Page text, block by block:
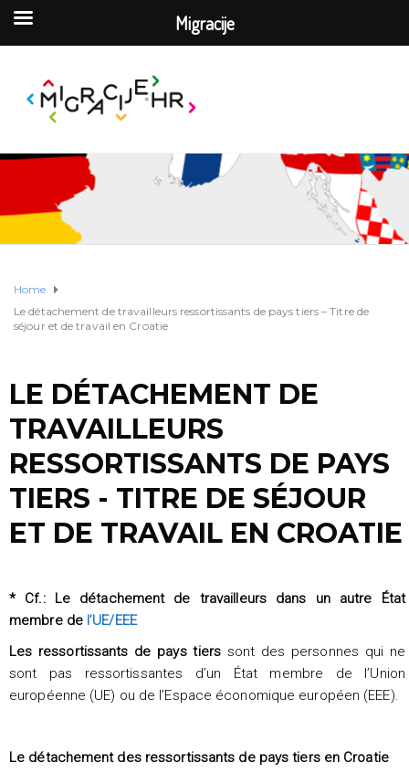
Home
Le détachement de travailleurs ressortissants de pays tiers – Titre de
séjour et de travail en Croatie
LE DÉTACHEMENT DE
TRAVAILLEURS
RESSORTISSANTS DE PAYS
TIERS - TITRE DE SÉJOUR
ET DE TRAVAIL EN CROATIE
* Cf.: Le détachement de travailleurs dans un autre État
membre de l’UE/EEE
Les ressortissants de pays tierssont des personnes qui ne
sont pas ressortissantes d’un État membre de l’Union
européenne (UE) ou de l’Espace économique européen (EEE).
Le détachement des ressortissants de pays tiers en Croatie
Migracije